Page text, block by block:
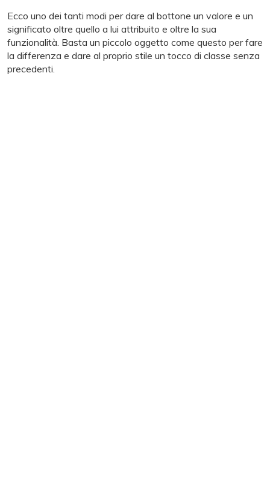
Ecco uno dei tanti modi per dare al bottone un valore e un
significato oltre quello a lui attribuito e oltre la sua
funzionalità. Basta un piccolo oggetto come questo per fare
la differenza e dare al proprio stile un tocco di classe senza
precedenti.